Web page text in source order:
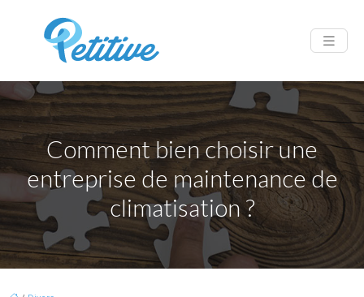
Comment bien choisir une
entreprise de maintenance de
climatisation ?